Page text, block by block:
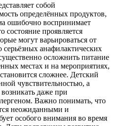
собой
определённых продуктов,
ошибочно воспринимает
состояние проявляется
могут варьироваться от
анафилактических
осложнить питание
местах и на мероприятиях,
сложнее. Детский
чувствительностью, а
даже при
Важно понимать, что
неожиданными и
особого внимания во время